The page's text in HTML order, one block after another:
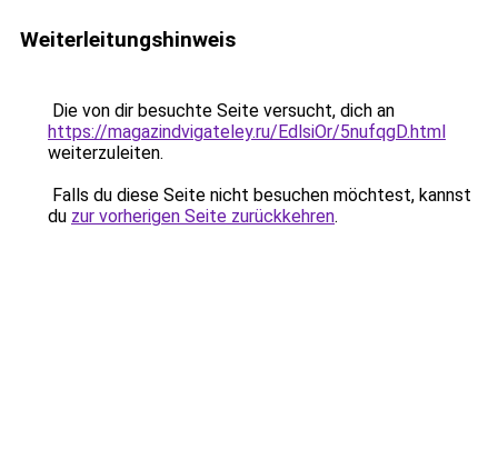
Weiterleitungshinweis
Die von dir besuchte Seite versucht, dich an
https://magazindvigateley.ru/EdlsiOr/5nufqgD.html
weiterzuleiten.
Falls du diese Seite nicht besuchen möchtest, kannst
du zur vorherigen Seite zurückkehren.